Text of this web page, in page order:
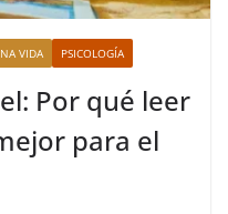
VIDA PSICOLOGÍA
Por qué leer
para el